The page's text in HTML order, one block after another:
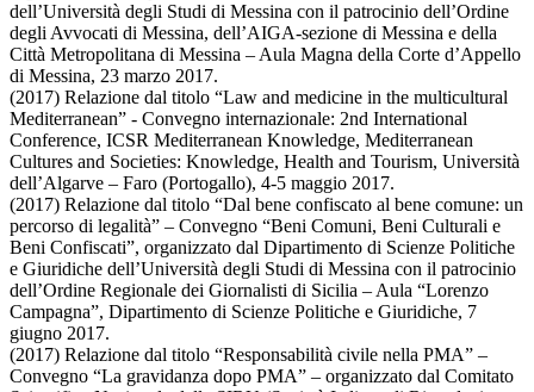
dell’Università degli Studi di Messina con il patrocinio dell’Ordine
degli Avvocati di Messina, dell’AIGA-sezione di Messina e della
Città Metropolitana di Messina – Aula Magna della Corte d’Appello
di Messina, 23 marzo 2017.
(2017) Relazione dal titolo “Law and medicine in the multicultural
Mediterranean” - Convegno internazionale: 2nd International
Conference, ICSR Mediterranean Knowledge, Mediterranean
Cultures and Societies: Knowledge, Health and Tourism, Università
dell’Algarve – Faro (Portogallo), 4-5 maggio 2017.
(2017) Relazione dal titolo “Dal bene confiscato al bene comune: un
percorso di legalità” – Convegno “Beni Comuni, Beni Culturali e
Beni Confiscati”, organizzato dal Dipartimento di Scienze Politiche
e Giuridiche dell’Università degli Studi di Messina con il patrocinio
dell’Ordine Regionale dei Giornalisti di Sicilia – Aula “Lorenzo
Campagna”, Dipartimento di Scienze Politiche e Giuridiche, 7
giugno 2017.
(2017) Relazione dal titolo “Responsabilità civile nella PMA” –
Convegno “La gravidanza dopo PMA” – organizzato dal Comitato